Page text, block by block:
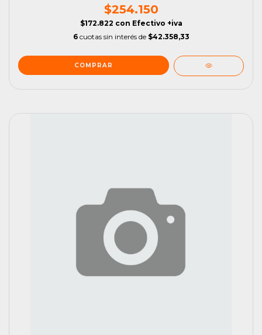
$254.150
$172.822 con Efectivo +iva
6 cuotas sin interés de $42.358,33